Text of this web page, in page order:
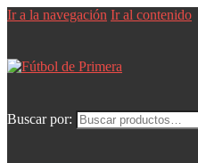
Ir a la navegación Ir al contenido
Buscar por: